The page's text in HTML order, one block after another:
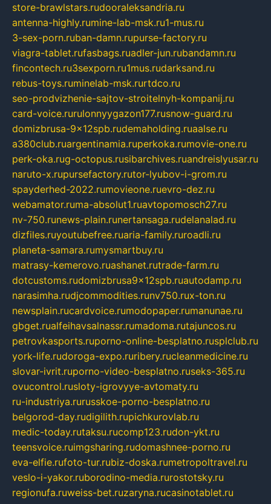
store-brawlstars.rudooraleksandria.ru
antenna-highly.rumine-lab-msk.ru1-mus.ru
3-sex-porn.ruban-damn.rupurse-factory.ru
viagra-tablet.rufasbags.ruadler-jun.rubandamn.ru
fincontech.ru3sexporn.ru1mus.rudarksand.ru
rebus-toys.ruminelab-msk.rurtdco.ru
seo-prodvizhenie-sajtov-stroitelnyh-kompanij.ru
card-voice.rurulonnyygazon177.rusnow-guard.ru
domizbrusa-9x12spb.rudemaholding.ruaalse.ru
a380club.ruargentinamia.ruperkoka.rumovie-one.ru
perk-oka.rug-octopus.rusibarchives.ruandreislyusar.ru
naruto-x.rupursefactory.rutor-lyubov-i-grom.ru
spayderhed-2022.rumovieone.ruevro-dez.ru
webamator.ruma-absolut1.ruavtopomosch27.ru
nv-750.runews-plain.runertansaga.rudelanalad.ru
dizfiles.ruyoutubefree.ruaria-family.ruroadli.ru
planeta-samara.rumysmartbuy.ru
matrasy-kemerovo.ruashanet.rutrade-farm.ru
dotcustoms.rudomizbrusa9x12spb.ruautodamp.ru
narasimha.rudjcommodities.runv750.rux-ton.ru
newsplain.rucardvoice.rumodopaper.rumanunae.ru
gbget.rualfeihavsalnassr.rumadoma.rutajuncos.ru
petrovkasports.ruporno-online-besplatno.rusplclub.ru
york-life.rudoroga-expo.ruribery.rucleanmedicine.ru
slovar-ivrit.ruporno-video-besplatno.ruseks-365.ru
ovucontrol.rusloty-igrovyye-avtomaty.ru
ru-industriya.rurusskoe-porno-besplatno.ru
belgorod-day.rudigilith.rupichkurovlab.ru
medic-today.rutaksu.rucomp123.rudon-ykt.ru
teensvoice.ruimgsharing.rudomashnee-porno.ru
eva-elfie.rufoto-tur.rubiz-doska.rumetropoltravel.ru
veslo-i-yakor.ruborodino-media.rurostotsky.ru
regionufa.ruweiss-bet.ruzaryna.rucasinotablet.ru